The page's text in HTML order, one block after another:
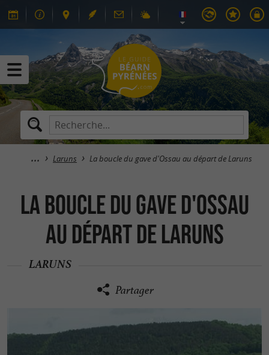
Laruns La boucle du gave d'Ossau au départ de Laruns
La boucle du gave d'Ossau
au départ de Laruns
LARUNS
Partager